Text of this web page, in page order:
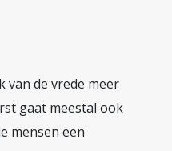
van de vrede meer
gaat meestal ook
mensen een